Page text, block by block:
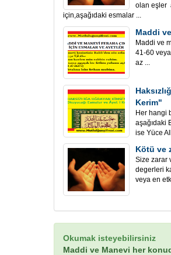
olan eşler
için,aşağıdaki esmalar ...
Maddi
Maddi ve
41-60
az ...
Kerim"
Her hangi
aşağıdaki
ise Yüce
Kötü ve
Size zarar
degerleri
veya en
Okumak isteyebilirsiniz
Maddi ve Manevi her